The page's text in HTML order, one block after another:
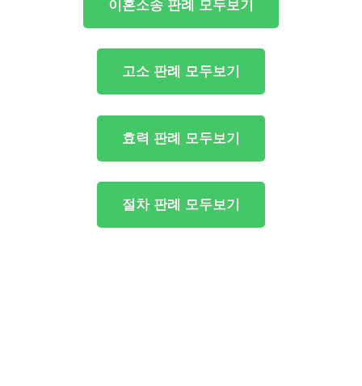
이혼소송 판례 모두보기
고소 판례 모두보기
효력 판례 모두보기
절차 판례 모두보기